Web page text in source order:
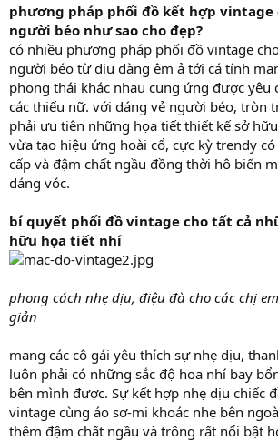
phương pháp phối đồ kết hợp vintage
người béo như sao cho đẹp?
có nhiều phương pháp phối đồ vintage
người béo từ dịu dàng êm ả tới cá tính
phong thái khác nhau cung ứng được yêu
các thiếu nữ. với dáng vẻ người béo, tròn
phải ưu tiên những họa tiết thiết kế sở
vừa tạo hiệu ứng hoài cổ, cực kỳ trendy
cấp và đậm chất ngầu đồng thời hô biến
dáng vóc.
bí quyết phối đồ vintage cho tất cả
hữu họa tiết nhí
phong cách nhẹ dịu, điệu đà cho các chị
giản
mang các cô gái yêu thích sự nhẹ dịu,
luôn phải có những sắc độ hoa nhí bay
bên mình được. Sự kết hợp nhẹ dịu chiếc
vintage cùng áo sơ-mi khoác nhẹ bên
thêm đậm chất ngầu và trông rất nổi bật